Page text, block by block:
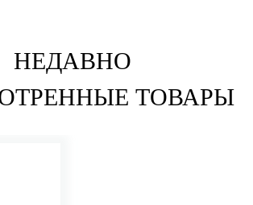
НЕДАВНО
ТОВАРЫ